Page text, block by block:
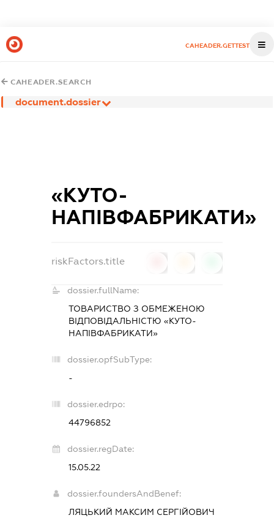
CAHEADER.GETTEST
CAHEADER.SEARCH
document.dossier
«КУТО-
НАПІВФАБРИКАТИ»
riskFactors.title
dossier.fullName:
ТОВАРИСТВО З ОБМЕЖЕНОЮ
ВІДПОВІДАЛЬНІСТЮ «КУТО-
НАПІВФАБРИКАТИ»
dossier.opfSubType:
-
dossier.edrpo:
44796852
dossier.regDate:
15.05.22
dossier.foundersAndBenef:
ЛЯЦЬКИЙ МАКСИМ СЕРГІЙОВИЧ